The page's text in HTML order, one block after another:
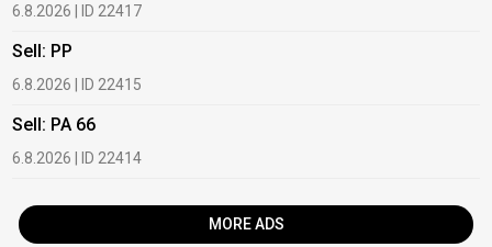
6.8.2026 | ID 22417
Sell: PP
6.8.2026 | ID 22415
Sell: PA 66
6.8.2026 | ID 22414
MORE ADS